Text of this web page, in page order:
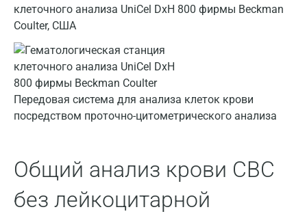
клеточного анализа UniCel DxH 800 фирмы Beckman
Coulter, США
Передовая система для анализа клеток крови
посредством проточно-цитометрического анализа
Общий анализ крови CBC
без лейкоцитарной
Набережные Челны
Нижневартовск
Нижнекамск
Новокузнецк
Новосибирск
Ногинск